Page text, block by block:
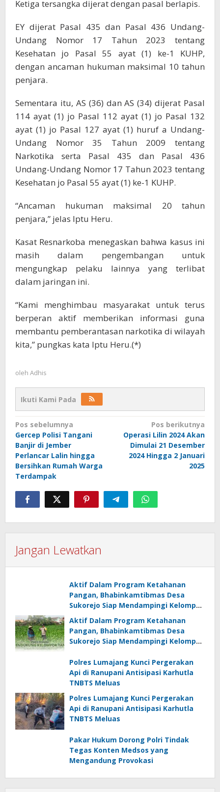
Ketiga tersangka dijerat dengan pasal berlapis.
EY dijerat Pasal 435 dan Pasal 436 Undang-
Undang Nomor 17 Tahun 2023 tentang
Kesehatan jo Pasal 55 ayat (1) ke-1 KUHP,
dengan ancaman hukuman maksimal 10 tahun
penjara.
Sementara itu, AS (36) dan AS (34) dijerat Pasal
114 ayat (1) jo Pasal 112 ayat (1) jo Pasal 132
ayat (1) jo Pasal 127 ayat (1) huruf a Undang-
Undang Nomor 35 Tahun 2009 tentang
Narkotika serta Pasal 435 dan Pasal 436
Undang-Undang Nomor 17 Tahun 2023 tentang
Kesehatan jo Pasal 55 ayat (1) ke-1 KUHP.
“Ancaman hukuman maksimal 20 tahun
penjara,” jelas Iptu Heru.
Kasat Resnarkoba menegaskan bahwa kasus ini
masih dalam pengembangan untuk
mengungkap pelaku lainnya yang terlibat
dalam jaringan ini.
“Kami menghimbau masyarakat untuk terus
berperan aktif memberikan informasi guna
membantu pemberantasan narkotika di wilayah
kita,” pungkas kata Iptu Heru.(*)
oleh Adhis
Ikuti Kami Pada
Navigasi
pos
Pos sebelumnya
Gercep Polisi Tangani
Banjir di Jember
Perlancar Lalin hingga
Bersihkan Rumah Warga
Terdampak
Pos berikutnya
Operasi Lilin 2024 Akan
Dimulai 21 Desember
2024 Hingga 2 Januari
2025
Jangan Lewatkan
Aktif Dalam Program Ketahanan
Pangan, Bhabinkamtibmas Desa
Sukorejo Siap Mendampingi Kelompok
Aktif Dalam Program Ketahanan
Pangan, Bhabinkamtibmas Desa
Sukorejo Siap Mendampingi Kelompok
Polres Lumajang Kunci Pergerakan
Api di Ranupani Antisipasi Karhutla
TNBTS Meluas
Polres Lumajang Kunci Pergerakan
Api di Ranupani Antisipasi Karhutla
TNBTS Meluas
Pakar Hukum Dorong Polri Tindak
Tegas Konten Medsos yang
Mengandung Provokasi